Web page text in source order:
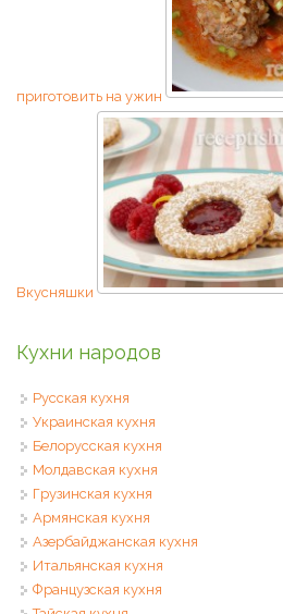
приготовить на ужин
Вкусняшки
Кухни народов
Русская кухня
Украинская кухня
Белорусская кухня
Молдавская кухня
Грузинская кухня
Армянская кухня
Азербайджанская кухня
Итальянская кухня
Французская кухня